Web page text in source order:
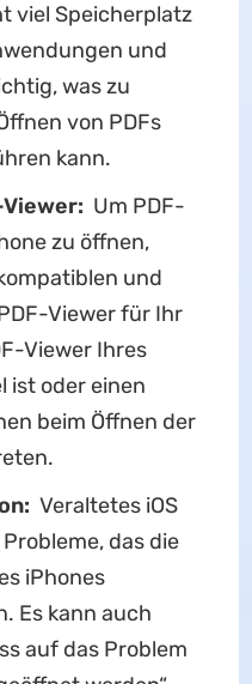
viel Speicherplatz
und
was zu
von PDFs
kann.
Viewer: Um PDF-
zu öffnen,
und
Viewer für Ihr
Viewer Ihres
ist oder einen
beim Öffnen der
Veraltetes iOS
das die
iPhones
Es kann auch
auf das Problem